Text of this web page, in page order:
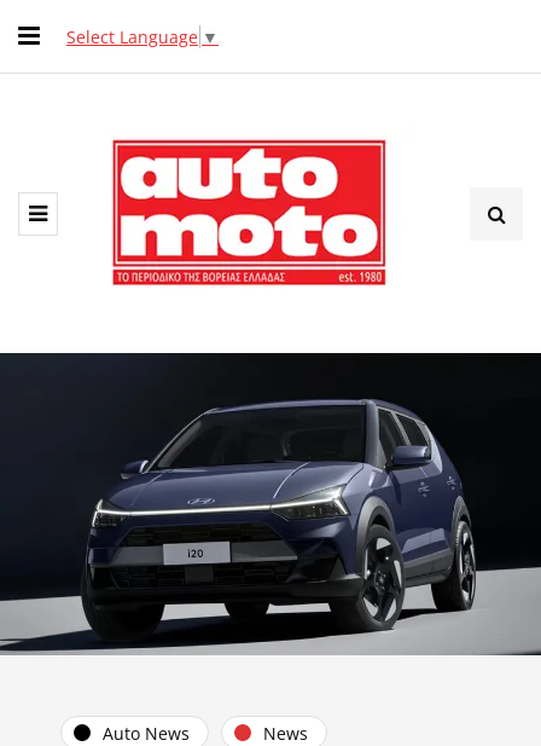
Select Language ▼
Auto News News